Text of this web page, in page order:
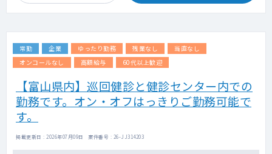
常勤 企業 ゆったり勤務 残業なし
当直なし
オンコールなし
高額給与 60代以上歓迎
【富山県内】巡回健診と健診センター内での
勤務です。オン・オフはっきりご勤務可能で
す。
掲載更新日 : 2026年07月09日 案件番号 : 26-JJ314203